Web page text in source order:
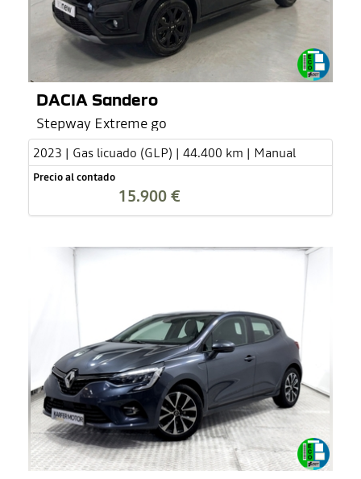
DACIA Sandero
Stepway Extreme go
2023 | Gas licuado (GLP) | 44.400 km | Manual
Precio al contado
15.900 €